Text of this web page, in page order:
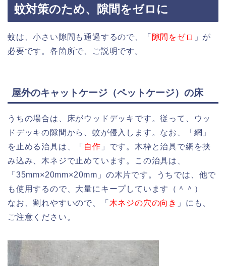
蚊対策のため、隙間をゼロに
蚊は、小さい隙間も通過するので、「 隙間をゼロ 」が
必要です。各箇所で、ご説明です。
屋外のキャットケージ（ペットケージ）の床
うちの場合は、床がウッドデッキです。従って、ウッ
ドデッキの隙間から、蚊が侵入します。なお、「網」
を止める治具は、「 自作 」です。木枠と治具で網を挟
み込み、木ネジで止めています。この治具は、
「35mm×20mm×20mm」の木片です。うちでは、他で
も使用するので、大量にキープしています（＾＾）
なお、割れやすいので、「 木ネジの穴の向き 」にも、
ご注意ください。